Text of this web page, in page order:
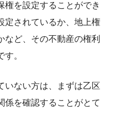
権を設定することができ
定されているか、地上権
など、その不動産の権利
。
いない方は、まずは乙区
係を確認することがとて